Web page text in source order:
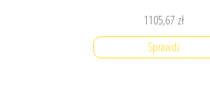
1105,67 zł
Sprawdź